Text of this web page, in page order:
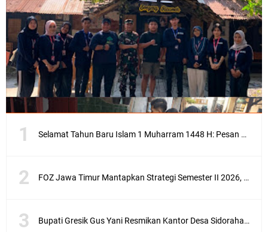
Selamat Tahun Baru Islam 1 Muharram 1448 H: Pesan Hijrah Drs. H. Husnul Aqib, M.M. untuk Negeri
FOZ Jawa Timur Mantapkan Strategi Semester II 2026, Fokus pada Penguatan SDM Amil dan Kolaborasi BerdampakNarasi
Bupati Gresik Gus Yani Resmikan Kantor Desa Sidoraharjo: Simbol Komitmen Pelayanan Publik dan Kepedulian Sosial